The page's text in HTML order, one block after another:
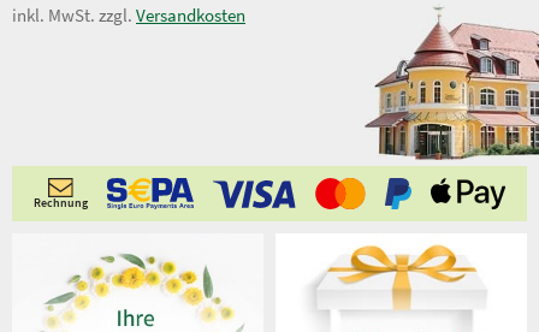
7,50 €
inkl. MwSt. zzgl. Versandkosten
Rechnung